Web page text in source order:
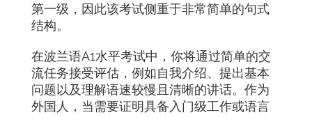
第一级，因此该考试侧重于非常简单的句式
结构。
在波兰语A1水平考试中，你将通过简单的交
流任务接受评估，例如自我介绍、提出基本
问题以及理解语速较慢且清晰的讲话。作为
外国人，当需要证明具备入门级工作或语言